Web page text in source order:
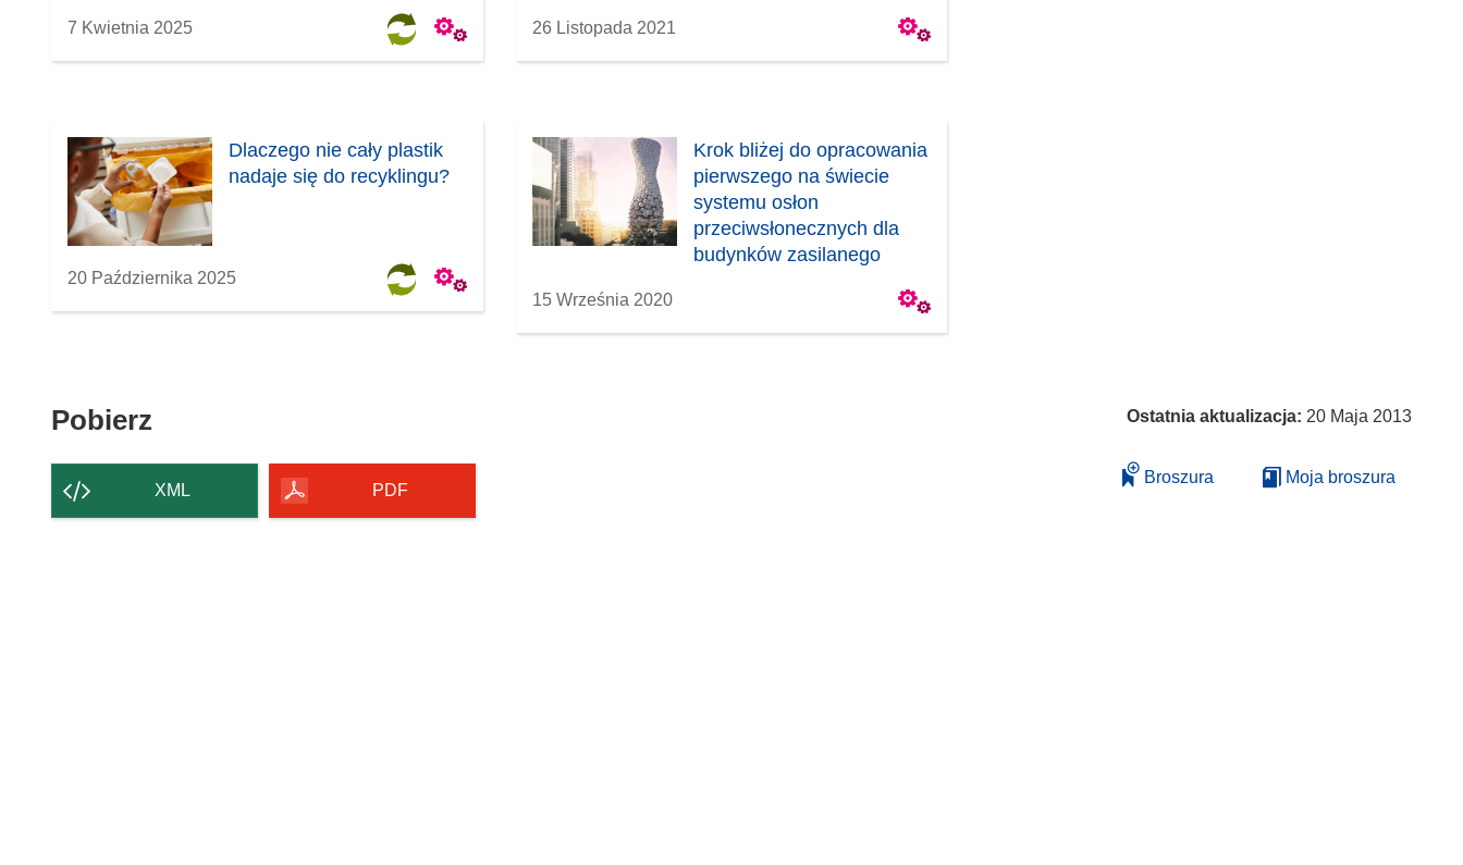
7 Kwietnia 2025 26 Listopada 2021
Dlaczego nie cały plastik
nadaje się do recyklingu?
20 Października 2025
Krok bliżej do opracowania
pierwszego na świecie
systemu osłon
przeciwsłonecznych dla
budynków zasilanego
15 Września 2020
Pobierz
strony
XML PDF
Ostatnia aktualizacja: 20 Maja 2013
Broszura Moja broszura